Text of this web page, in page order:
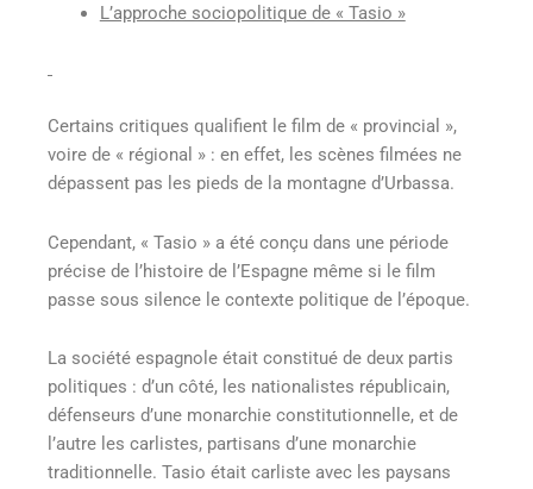
L’approche sociopolitique de « Tasio »
Certains critiques qualifient le film de « provincial »,
voire de « régional » : en effet, les scènes filmées ne
dépassent pas les pieds de la montagne d’Urbassa.
Cependant, « Tasio » a été conçu dans une période
précise de l’histoire de l’Espagne même si le film
passe sous silence le contexte politique de l’époque.
La société espagnole était constitué de deux partis
politiques : d’un côté, les nationalistes républicain,
défenseurs d’une monarchie constitutionnelle, et de
l’autre les carlistes, partisans d’une monarchie
traditionnelle. Tasio était carliste avec les paysans